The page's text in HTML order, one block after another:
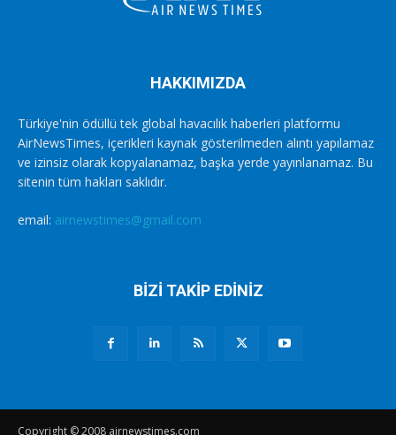
HAKKIMIZDA
Türkiye'nin ödüllü tek global havacılık haberleri platformu
AirNewsTimes, içerikleri kaynak gösterilmeden alıntı yapılamaz
ve izinsiz olarak kopyalanamaz, başka yerde yayınlanamaz. Bu
sitenin tüm hakları saklıdır.
email: airnewstimes@gmail.com
BİZİ TAKİP EDİNİZ
Copyright © 2008 airnewstimes.com